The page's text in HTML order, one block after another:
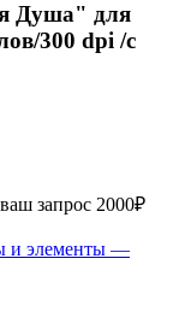
Душа" для
300 dpi /с
запрос 2000₽